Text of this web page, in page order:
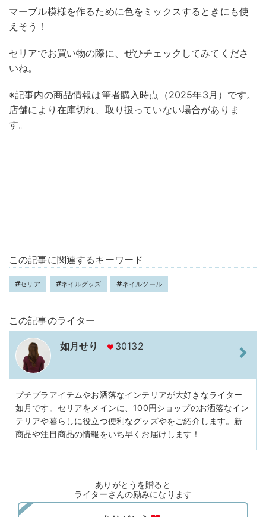
マーブル模様を作るために色をミックスするときにも使
えそう！
セリアでお買い物の際に、ぜひチェックしてみてくださ
いね。
※記事内の商品情報は筆者購入時点（2025年3月）です。
店舗により在庫切れ、取り扱っていない場合がありま
す。
この記事に関連するキーワード
セリア ネイルグッズ ネイルツール
この記事のライター
如月せり 30132
プチプラアイテムやお洒落なインテリアが大好きなライター
如月です。セリアをメインに、100円ショップのお洒落なイン
テリアや暮らしに役立つ便利なグッズやをご紹介します。新
商品や注目商品の情報をいち早くお届けします！
ありがとうを贈ると
ライターさんの励みになります